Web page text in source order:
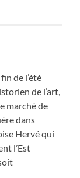
de l’été
de l’art,
marché de
dans
Hervé qui
l’Est